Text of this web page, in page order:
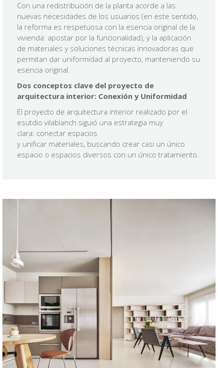
Con una redistribución de la planta acorde a las
nuevas necesidades de los usuarios (en este sentido,
la reforma es respetuosa con la esencia original de la
vivienda: apostar por la funcionalidad), y la aplicación
de materiales y soluciones técnicas innovadoras que
permitan dar uniformidad al proyecto, manteniendo su
esencia original.
Dos conceptos clave del proyecto de
arquitectura interior: Conexión y Uniformidad
El proyecto de arquitectura interior realizado por el
esutdio vilablanch siguió una estrategia muy
clara: conectar espacios
y unificar materiales, buscando crear casi un único
espacio o espacios diversos con un único tratamiento.